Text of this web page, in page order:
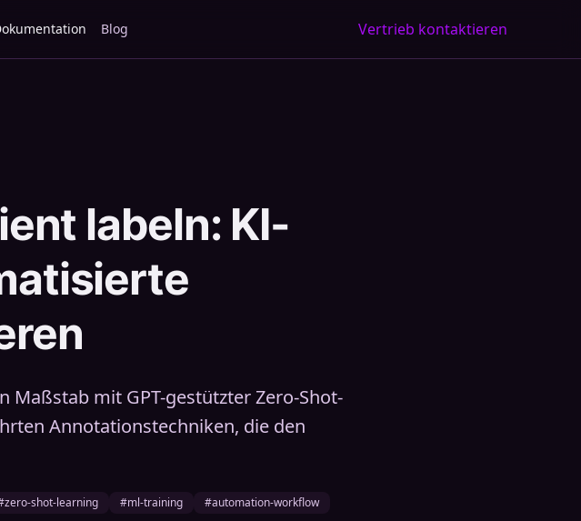
Blog Vertrieb kontaktieren
labeln: KI-
Maßstab mit GPT-gestützter Zero-Shot-
Annotationstechniken, die den
shot-learning #ml-training #automation-workflow